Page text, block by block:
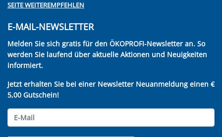
SEITE WEITEREMPFEHLEN
E-MAIL-NEWSLETTER
Melden Sie sich gratis für den ÖKOPROFI-Newsletter an. So
werden Sie laufend über aktuelle Aktionen und Neuigkeiten
informiert.
Jetzt erhalten Sie bei einer Newsletter Neuanmeldung einen €
5,00 Gutschein!